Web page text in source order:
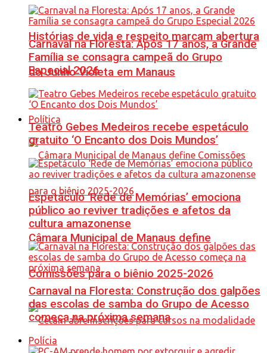
Histórias de vida e respeito marcam abertura
do Junho Violeta em Manaus
Política
Câmara Municipal de Manaus define
Comissões para o biênio 2025-2026
Carnaval na Floresta: Após 17 anos, a Grande
Família se consagra campeã do Grupo
Especial 2026
Teatro Gebes Medeiros recebe espetáculo
gratuito ‘O Encanto dos Dois Mundos’
Espetáculo ‘Rede de Memórias’ emociona
público ao reviver tradições e afetos da
cultura amazonense
Carnaval na Floresta: Construção dos galpões
das escolas de samba do Grupo de Acesso
começa na próxima semana
Polícia